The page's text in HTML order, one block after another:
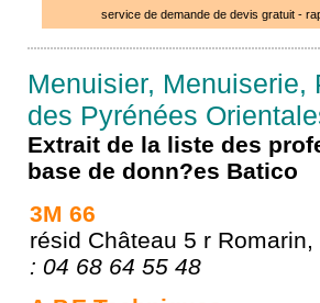
service de demande de devis gratuit -
Menuisier, Menuiserie,
des Pyrénées
Extrait de la liste des
base de donn?es Batico
3M 66
résid Château 5 r
: 04 68 64 55 48